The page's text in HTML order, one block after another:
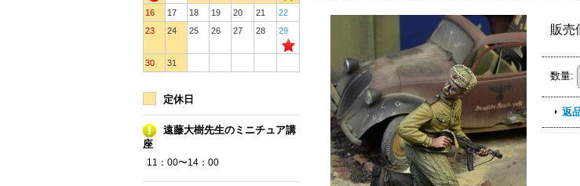
16 17 18 19 20 21
22
23
24 25 26 27 28 29
30 31
定休日
遠藤大樹先生のミニチュア講
座
11：00〜14：00
販売
数量:
返